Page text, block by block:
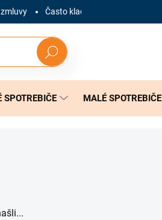
Často kladené otázky
Hľadať
SPOTREBIČE MALÉ SPOTREBIČE